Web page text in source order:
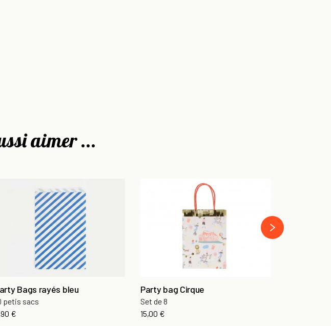
aimer ...
Bags rayés bleu
petis sacs
€
Party bag Cirque
Set de 8
15,00 €
›